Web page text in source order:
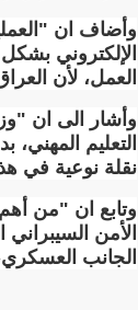
وأضاف ان
الإلكتروني
العمل، لأن
وأشار الى ان
التعليم
نقلة نوعية في
وتابع ان "من
الأمن
الجانب